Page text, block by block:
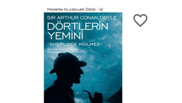
favorite_border